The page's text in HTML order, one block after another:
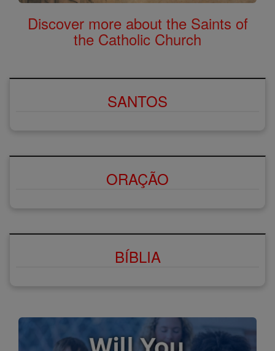
Discover more about the Saints of
the Catholic Church
SANTOS
ORAÇÃO
BÍBLIA